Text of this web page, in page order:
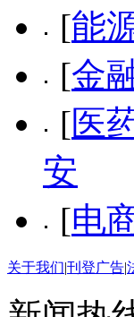
[能
[金
[医
安
[电
关于我们|刊登广告|